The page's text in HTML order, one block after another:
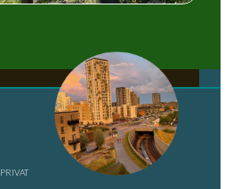
PRIVAT